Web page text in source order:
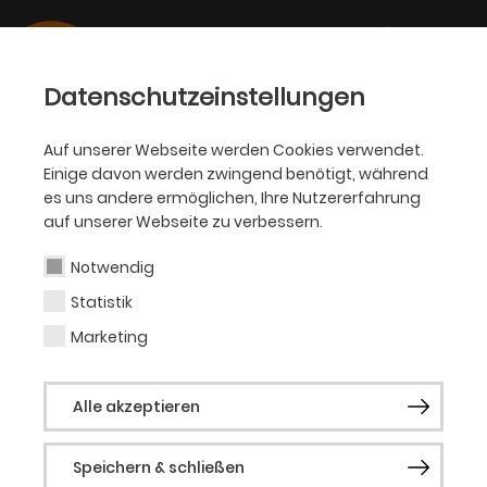
Datenschutzeinstellungen
Auf unserer Webseite werden Cookies verwendet.
Einige davon werden zwingend benötigt, während
es uns andere ermöglichen, Ihre Nutzererfahrung
auf unserer Webseite zu verbessern.
Notwendig
Statistik
Marketing
Alle akzeptieren
Speichern & schließen
PHILHARMONIKER
Nikolai Lugansky
Gastsolist (Klavier)
Der Pianist Nikolai Lugansky, 1972 in Moskau
geboren und dort auch ausgebildet, ist ein
authentischer Fortsetzer der großen
russischen Klavierschule, für die Namen